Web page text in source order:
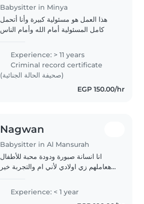
Babysitter in Minya
هذا العمل هو مسئولية كبيرة وأنا أتحمل
كامل المسئولية أمام الله وأمام الناس
Experience: > 11 years
Criminal record certificate
(صحيفة الحالة الجنائية)
EGP 150.00/hr
Nagwan
Babysitter in Al Mansurah
انا انسانة صبورة ودودة محبة للأطفال
هعاملهم زي اولادي لأني ام والتجربة خير
Experience: < 1 year